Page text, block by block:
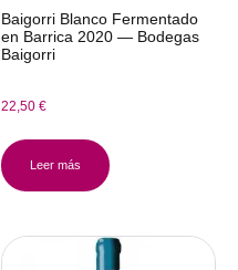
Baigorri Blanco Fermentado
en Barrica 2020 — Bodegas
Baigorri
22,50 €
Leer más